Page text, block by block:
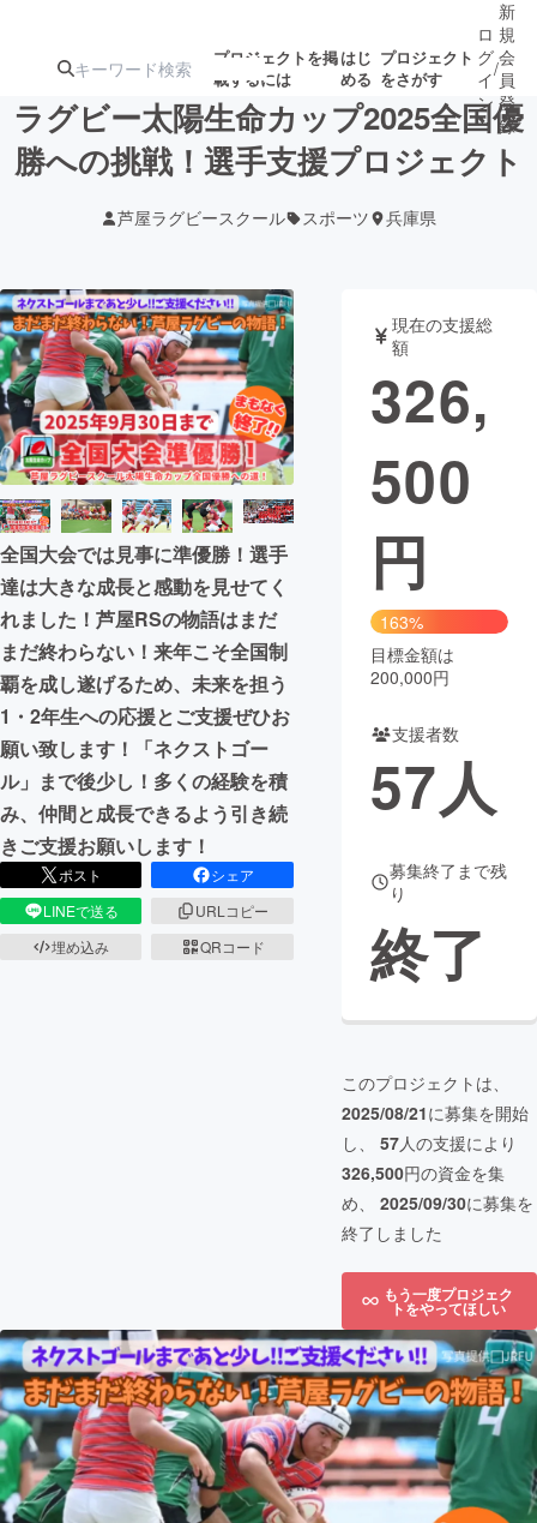
プロジェクトを掲
載するには
はじ
める
プロジェクト
をさがす
注目のリ
ターン
ジェクト
募集終了が近いプ
ロジェクト
されます
アート・写真 音楽
テクノロジー・ガジェット ゲーム・サ
映像・映画
ビジネス・起業
まちづくり・地域活性化
CAMPFIRE for Social Good
CAMPFIRE Creation
CAMPFIREふるさと納税machi-ya コミュニティ
ロ
グ
イ
ン
/
新
規
会
員
登
録
ラグビー太陽生命カップ2025全国優
勝への挑戦！選手支援プロジェクト
芦屋ラグビースクール スポーツ 兵庫県
全国大会では見事に準優勝！選手
達は大きな成長と感動を見せてく
れました！芦屋RSの物語はまだ
まだ終わらない！来年こそ全国制
覇を成し遂げるため、未来を担う
1・2年生への応援とご支援ぜひお
願い致します！「ネクストゴー
ル」まで後少し！多くの経験を積
み、仲間と成長できるよう引き続
きご支援お願いします！
ポスト
シェア
LINEで送る
URLコピー
埋め込み
QRコード
現在の支援総
額
326,
500
円
163%
目標金額は
200,000円
支援者数
57人
募集終了まで残
り
終了
このプロジェクトは、
2025/08/21に募集を開始
し、 57人の支援により
326,500円の資金を集
め、 2025/09/30に募集を
終了しました
もう一度プロジェク
トをやってほしい